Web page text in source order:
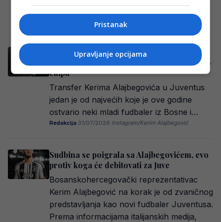
31/07/2026 NFSBiH
ZAPAMTITE NJEGOVO IME: Brat od
Kerima je čudo, ima 13 godina a igra za U16
ekipu
Transfer Kerima Alajbegovića u Juventus
jedan je od najvećih koje je ove godine
ostvario neki mladi fudbaler iz Bosne i…
Redakcija·31/07/2026·Instagram/Kerim Alajbegović
Sudbina se poigrala sa Alajbegovićem, evo
protiv koga će debitovati za Juve
Bosanskohercegovački reprezentativac
Kerim Alajbegović na korak je od zvaničnog
predstavljanja kao novi fudbaler Juventusa.
Prema informacijama italijanskih medija,
Pristanak
Upravljanje opcijama